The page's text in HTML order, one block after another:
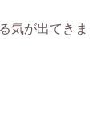
気が出てきま